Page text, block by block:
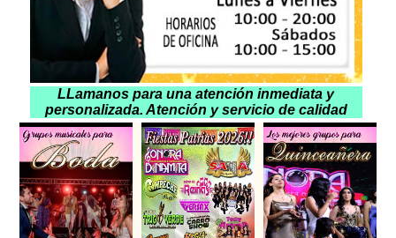
LLamanos para una atención inmediata y
personalizada. Atención y servicio de calidad